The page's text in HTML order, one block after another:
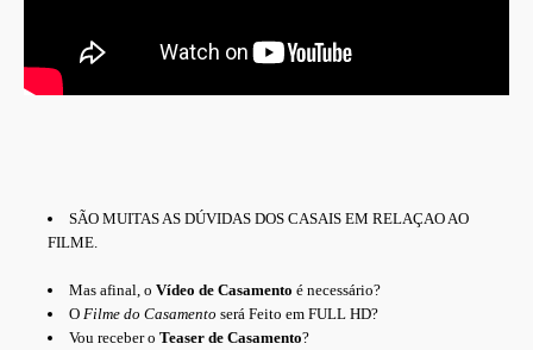
SÃO MUITAS AS DÚVIDAS DOS CASAIS EM RELAÇAO AO
FILME.
Mas afinal, oVídeo de Casamento é necessário?
OFilme do Casamento será Feito em FULL HD?
Vou receber oTeaser de Casamento?